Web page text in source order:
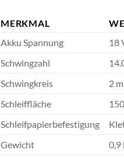
MERKMAL
Akku Spannung
18
Schwingzahl
Schwingkreis
2
Schleiffläche
Schleifpapierbefestigung
Gewicht
0,9